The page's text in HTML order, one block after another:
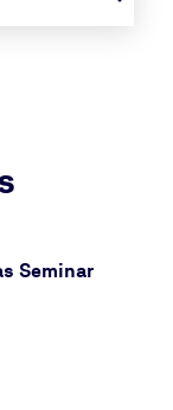
Seminar